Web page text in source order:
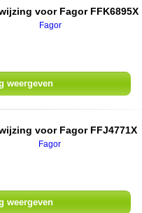
voor Fagor FFK6895X
Fagor
weergeven
voor Fagor FFJ4771X
Fagor
weergeven